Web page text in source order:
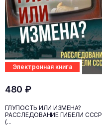
Электронная книга
480 ₽
ГЛУПОСТЬ ИЛИ ИЗМЕНА?
РАССЛЕДОВАНИЕ ГИБЕЛИ СССР
(...